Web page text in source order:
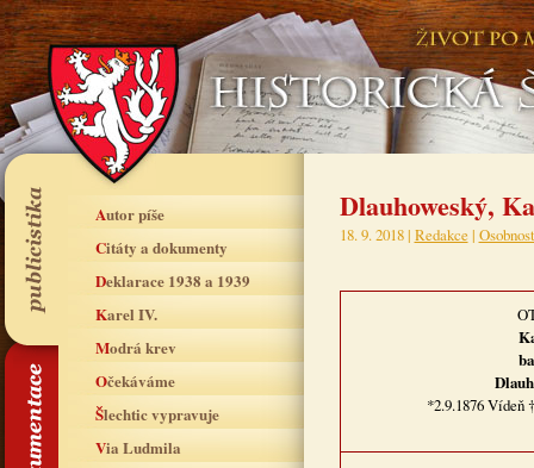
Autor píše
Citáty a dokumenty
Deklarace 1938 a 1939
Karel IV.
Modrá krev
Očekáváme
Šlechtic vypravuje
Via Ludmila
Dlauhoweský,
18. 9. 2018 | Redakce |
*2.9.1876 Vídeň